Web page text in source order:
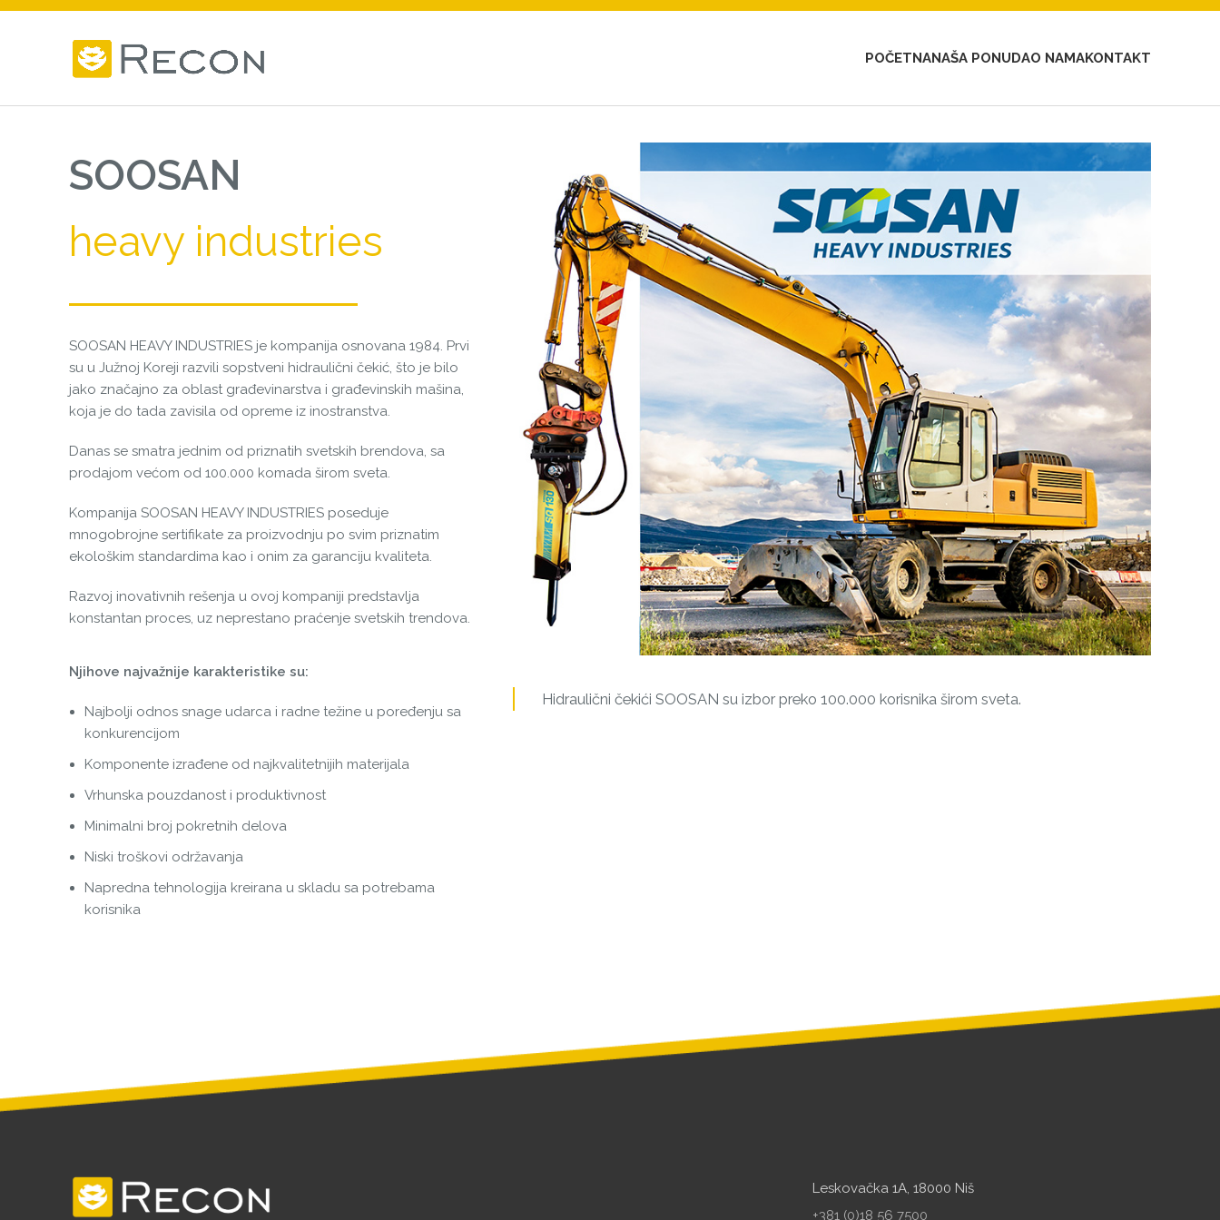
POČETNANAŠA PONUDAO NAMAKONTAKT
SOOSAN
heavy industries
SOOSAN HEAVY INDUSTRIES je kompanija osnovana 1984. Prvi
su u Južnoj Koreji razvili sopstveni hidraulični čekić, što je bilo
jako značajno za oblast građevinarstva i građevinskih mašina,
koja je do tada zavisila od opreme iz inostranstva.
Danas se smatra jednim od priznatih svetskih brendova, sa
prodajom većom od 100.000 komada širom sveta.
Kompanija SOOSAN HEAVY INDUSTRIES poseduje
mnogobrojne sertifikate za proizvodnju po svim priznatim
ekološkim standardima kao i onim za garanciju kvaliteta.
Razvoj inovativnih rešenja u ovoj kompaniji predstavlja
konstantan proces, uz neprestano praćenje svetskih trendova.
Njihove najvažnije karakteristike su:
Najbolji odnos snage udarca i radne težine u poređenju sa
konkurencijom
Komponente izrađene od najkvalitetnijih materijala
Vrhunska pouzdanost i produktivnost
Minimalni broj pokretnih delova
Niski troškovi održavanja
Napredna tehnologija kreirana u skladu sa potrebama
korisnika
Hidraulični čekići SOOSAN su izbor preko 100.000 korisnika širom sveta.
Leskovačka 1A, 18000 Niš
+381 (0)18 56 7500